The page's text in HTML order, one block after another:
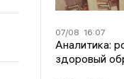
07/08 16:07
Аналитика:
здоровый